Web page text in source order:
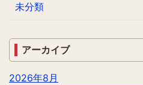
未分類
アーカイブ
2026年8月